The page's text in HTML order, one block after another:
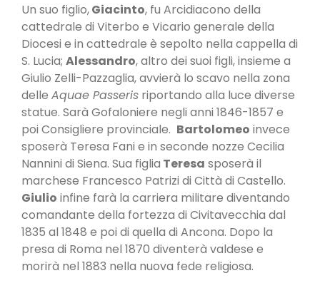
Un suo figlio,Giacinto, fu Arcidiacono della
cattedrale di Viterbo e Vicario generale della
Diocesi e in cattedrale è sepolto nella cappella di
S. Lucia; Alessandro, altro dei suoi figli, insieme a
Giulio Zelli-Pazzaglia, avvierà lo scavo nella zona
delle Aquae Passeris riportando alla luce diverse
statue. Sarà Gofaloniere negli anni 1846-1857 e
poi Consigliere provinciale. Bartolomeo invece
sposerà Teresa Fani e in seconde nozze Cecilia
Nannini di Siena. Sua figlia Teresa sposerà il
marchese Francesco Patrizi di Città di Castello.
Giulio infine farà la carriera militare diventando
comandante della fortezza di Civitavecchia dal
1835 al 1848 e poi di quella di Ancona. Dopo la
presa di Roma nel 1870 diventerà valdese e
morirà nel 1883 nella nuova fede religiosa.